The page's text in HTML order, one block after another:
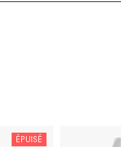
ÉPUISÉ